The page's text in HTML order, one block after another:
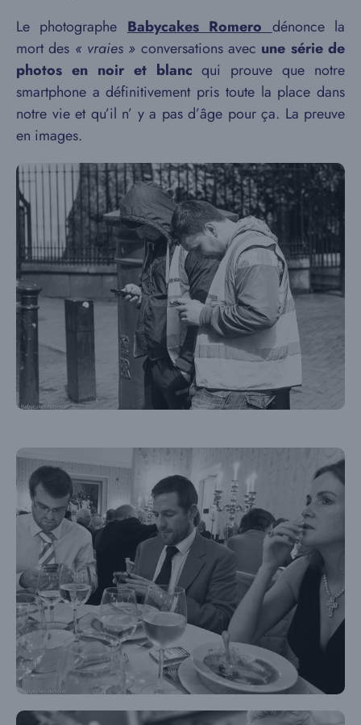
Le photographe Babycakes Romero dénonce la
mort des « vraies » conversations avec une série de
photos en noir et blanc qui prouve que notre
smartphone a définitivement pris toute la place dans
notre vie et qu’il n’ y a pas d’âge pour ça. La preuve
en images.